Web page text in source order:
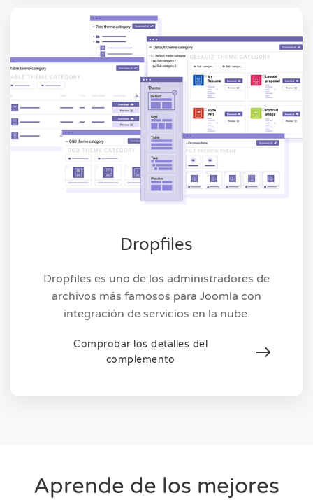
Dropfiles
Dropfiles es uno de los administradores de
archivos más famosos para Joomla con
integración de servicios en la nube.
Comprobar los detalles del
complemento
Aprende de los mejores